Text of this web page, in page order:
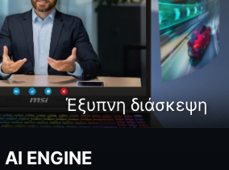
Έξυπνη ψυχαγωγία
περιεχομένου
Έξυπνη διάσκεψη
Έξυπνο gaming
AI ENGINE